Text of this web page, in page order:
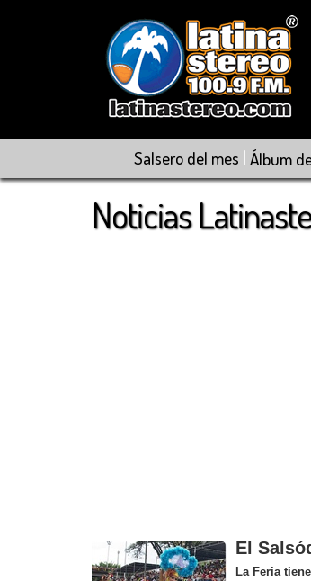
Salsero del mes | Álbum
Noticias
El
La Feria